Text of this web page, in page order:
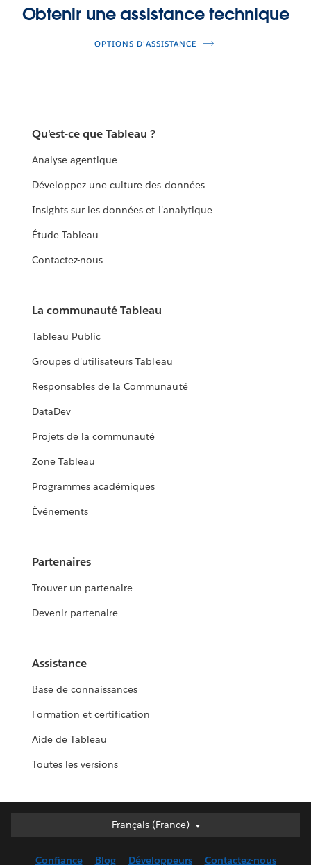
technique
Obtenir une assistance technique
OPTIONS D'ASSISTANCE
Qu'est-ce que Tableau ?
Analyse agentique
Développez une culture des données
Insights sur les données et l'analytique
Étude Tableau
Contactez-nous
La communauté Tableau
Tableau Public
Groupes d'utilisateurs Tableau
Responsables de la Communauté
DataDev
Projets de la communauté
Zone Tableau
Programmes académiques
Événements
Partenaires
Trouver un partenaire
Devenir partenaire
Assistance
Base de connaissances
Formation et certification
Aide de Tableau
Toutes les versions
Français (France)
Français (France)
English (UK)
Confiance Blog Développeurs Contactez-nous